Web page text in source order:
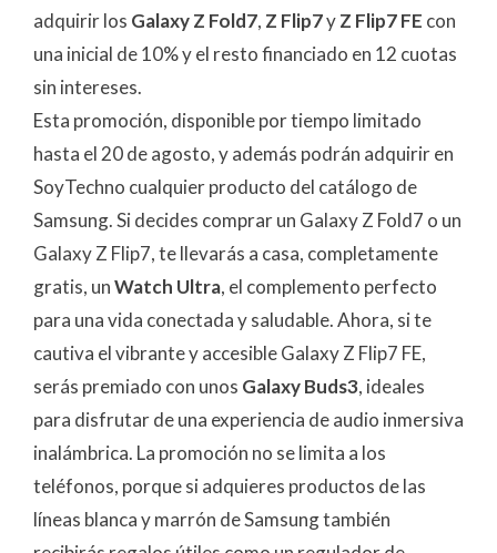
adquirir los Galaxy Z Fold7, Z Flip7yZ Flip7 FE con
una inicial de 10% y el resto financiado en 12 cuotas
sin intereses.
Esta promoción, disponible por tiempo limitado
hasta el 20 de agosto, y además podrán adquirir en
SoyTechno cualquier producto del catálogo de
Samsung. Si decides comprar un Galaxy Z Fold7 o un
Galaxy Z Flip7, te llevarás a casa, completamente
gratis, unWatch Ultra, el complemento perfecto
para una vida conectada y saludable. Ahora, si te
cautiva el vibrante y accesible Galaxy Z Flip7 FE,
serás premiado con unos Galaxy Buds3, ideales
para disfrutar de una experiencia de audio inmersiva
inalámbrica. La promoción no se limita a los
teléfonos, porque si adquieres productos de las
líneas blanca y marrón de Samsung también